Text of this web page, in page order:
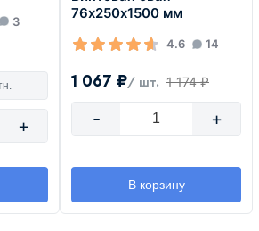
3
+
76х250х1500 мм
4.6 14
1 067 ₽/ шт. 1 174 ₽
- +
В корзину